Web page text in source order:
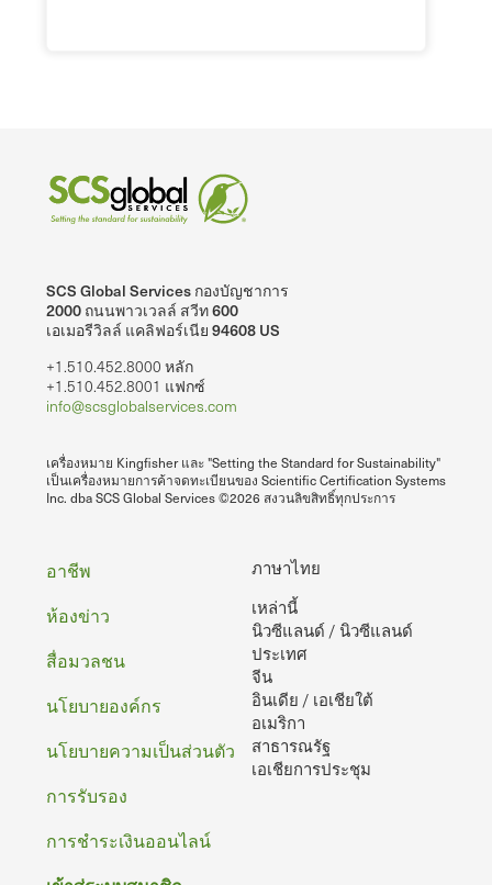
SCS Global Services กองบัญชาการ
2000 ถนนพาวเวลล์ สวีท 600
เอเมอรีวิลล์ แคลิฟอร์เนีย 94608 US
+1.510.452.8000 หลัก
+1.510.452.8001 แฟกซ์
info@scsglobalservices.com
เครื่องหมาย Kingfisher และ "Setting the Standard for Sustainability"
เป็นเครื่องหมายการค้าจดทะเบียนของ Scientific Certification Systems
Inc. dba SCS Global Services ©2026 สงวนลิขสิทธิ์ทุกประการ
ภาษาไทย
เหล่านี้
นิวซีแลนด์ / นิวซีแลนด์
ประเทศ
จีน
อินเดีย / เอเชียใต้
อเมริกา
สาธารณรัฐ
เอเชียการประชุม
ท้าย
กระดาษ
อาชีพ
ห้องข่าว
สื่อมวลชน
นโยบายองค์กร
นโยบายความเป็นส่วนตัว
การรับรอง
การชําระเงินออนไลน์